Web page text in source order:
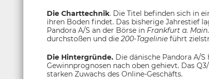
Die Charttechnik. Die Titel befinden sich in
ihren Boden findet. Das bisherige Jahrestief
Pandora A/S an der Börse in Frankfurt a. Main
durchstoßen und die 200-Tagelinie führt
Die Hintergründe. Die dänische Pandora A/
Gewinnprognosen nach oben gehievt. Das
starken Zuwachs des Online-Geschäfts.